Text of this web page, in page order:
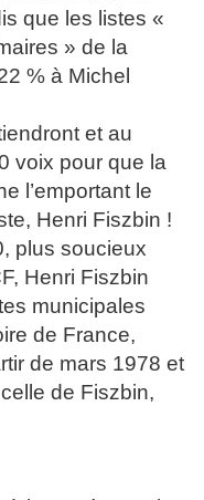
que les listes «
» de la
% à Michel
et au
voix pour que la
l’emportant le
Henri Fiszbin !
plus soucieux
Henri Fiszbin
municipales
de France,
de mars 1978 et
de Fiszbin,